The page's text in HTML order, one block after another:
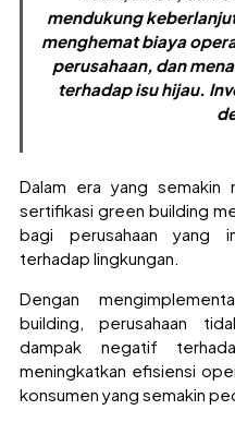
mendukung
menghemat biaya
perusahaan, dan
terhadap isu hijau.
Dalam era yang semakin
sertifikasi green building
bagi perusahaan yang
terhadap lingkungan.
Dengan
building, perusahaan
dampak negatif
meningkatkan efisiensi
konsumen yang semakin